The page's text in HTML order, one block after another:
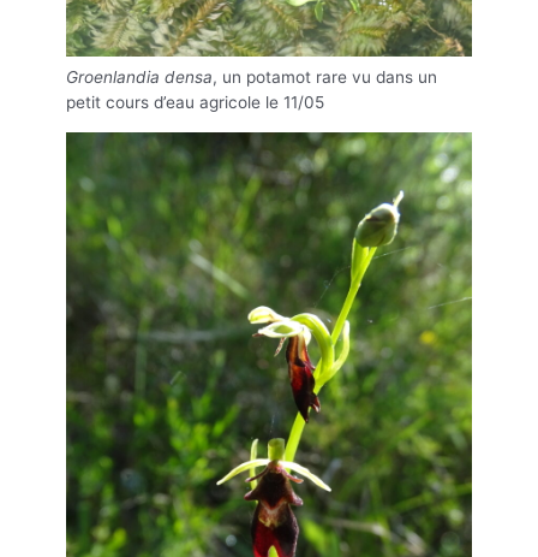
Groenlandia densa, un potamot rare vu dans un
petit cours d’eau agricole le 11/05